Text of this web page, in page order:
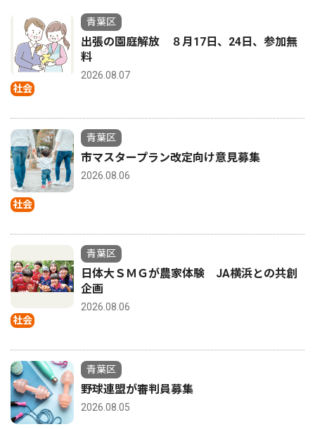
社会
青葉区
出張の園庭解放 ８月17日、24日、参加無
料
2026.08.07
社会
青葉区
市マスタープラン改定向け意見募集
2026.08.06
社会
青葉区
日体大ＳＭＧが農家体験 JA横浜との共創
企画
2026.08.06
青葉区
野球連盟が審判員募集
2026.08.05